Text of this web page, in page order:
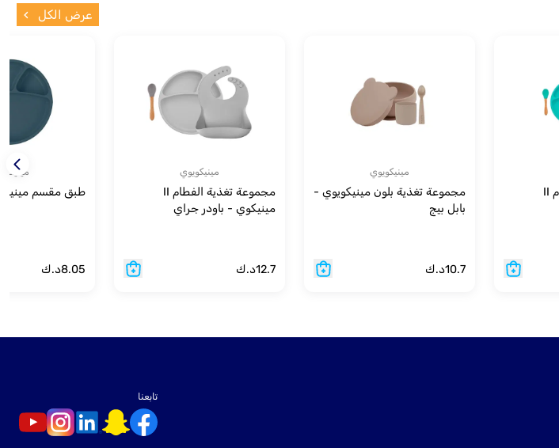
عرض الكل
مجموعة تغذية الفطام II
مينيكويوي
مجموعة تغذية بلون مينيكويوي -
بابل بيج
10.7د.ك
مينيكويوي
مجموعة تغذية الفطام II
مينيكوي - باودر جراي
12.7د.ك
طبق مقسم
8.05د.ك
تابعنا